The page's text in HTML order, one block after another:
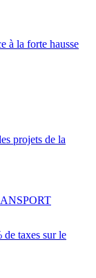
à la forte hausse
projets de la
de taxes sur le